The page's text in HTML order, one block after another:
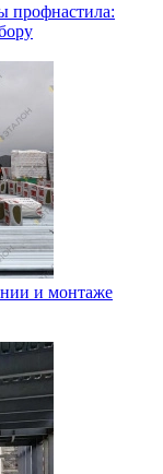
профнастила:
и монтаже